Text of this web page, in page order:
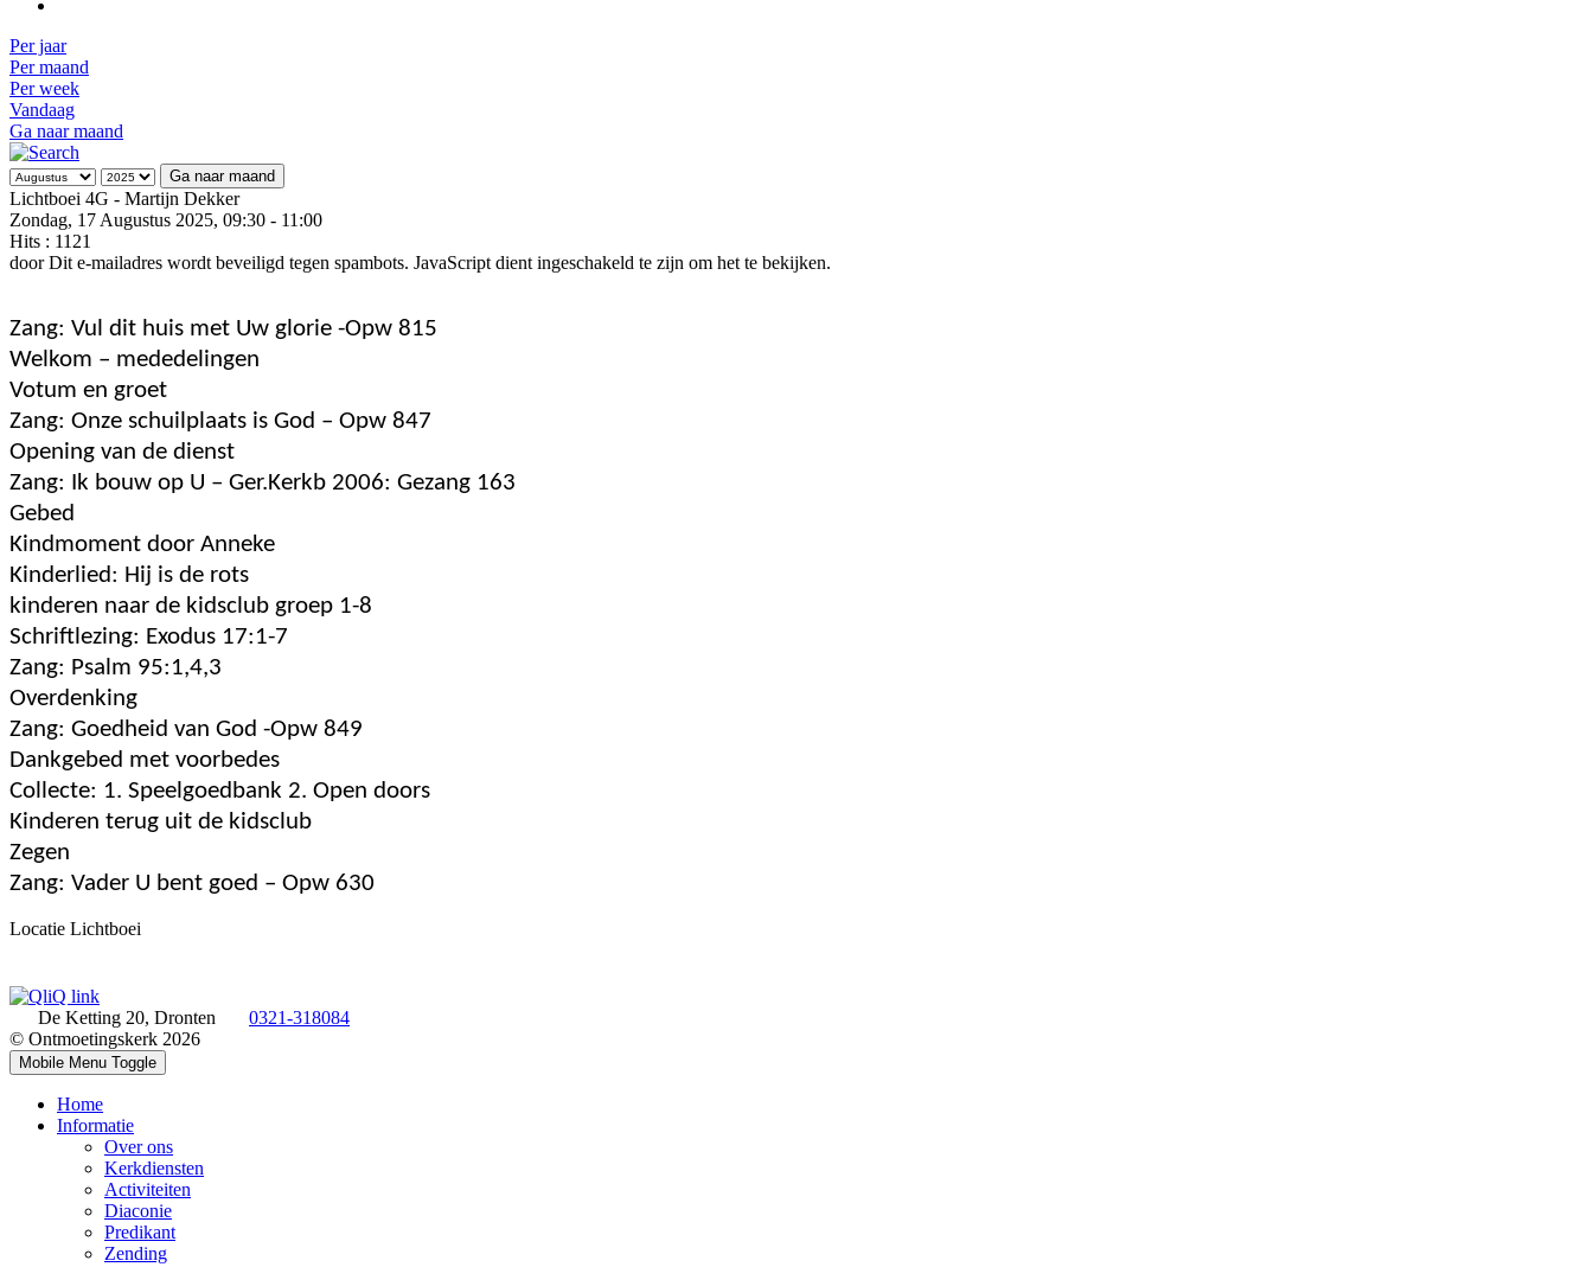
Per jaar
Per maand
Per week
Vandaag
Ga naar maand
Ga naar maand
Lichtboei 4G - Martijn Dekker
Zondag, 17 Augustus 2025, 09:30 - 11:00
Hits : 1121
doorDit e-mailadres wordt beveiligd tegen spambots. JavaScript dient ingeschakeld te zijn om het te bekijken.
Zang: Vul dit huis met Uw glorie -Opw 815
Welkom – mededelingen
Votum en groet
Zang: Onze schuilplaats is God – Opw 847
Opening van de dienst
Zang: Ik bouw op U – Ger.Kerkb 2006: Gezang 163
Gebed
Kindmoment door Anneke
Kinderlied: Hij is de rots
kinderen naar de kidsclub groep 1-8
Schriftlezing: Exodus 17:1-7
Zang: Psalm 95:1,4,3
Overdenking
Zang: Goedheid van God -Opw 849
Dankgebed met voorbedes
Collecte: 1. Speelgoedbank 2. Open doors
Kinderen terug uit de kidsclub
Zegen
Zang: Vader U bent goed – Opw 630
Locatie Lichtboei
De Ketting 20, Dronten
0321-318084
© Ontmoetingskerk 2026
Mobile Menu Toggle
Home
Informatie
Over ons
Kerkdiensten
Activiteiten
Diaconie
Predikant
Zending